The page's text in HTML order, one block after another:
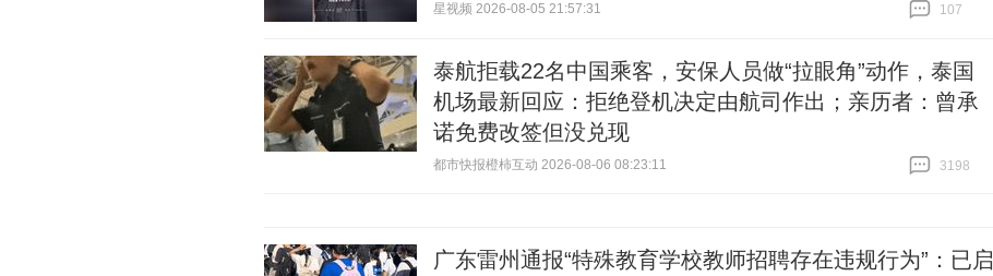
星视频 2026-08-05 21:57:31
107
泰航拒载22名中国乘客，安保人员做“拉眼角”动作，泰国
机场最新回应：拒绝登机决定由航司作出；亲历者：曾承
诺免费改签但没兑现
都市快报橙柿互动 2026-08-06 08:23:11
3198
广东雷州通报“特殊教育学校教师招聘存在违规行为”：已启